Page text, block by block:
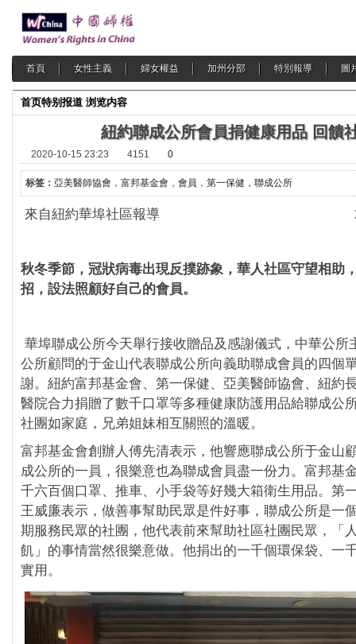
首頁 女性主義 婦女權益 加州分部 特別報導 圖
首页特别报道 浏览内容
紐約聯成公所會員捐健康用品 回饋
2020-10-15 23:23 4151 0
标签： 亞美醫師協會 ， 富邦基金會 ， 會員 ， 第一保健 ， 聯成公所
來自紐約華埠社區報導 2020
秋冬季節，冠狀病毒出現反撲跡象，華人社區守望相助
招，設法照顧好自己的會員。
華埠聯成公所今天舉行接收贈品及感謝儀式，中華公所
公所顧問的于金山代表聯成公所向義助聯成會員的四個
謝。紐約富邦基金會、第一保健、亞美醫師協會、紐約
醫院合力捐贈了數千口罩等多種健康防護用品給聯成公
社團如家庭，兄弟姐妹相互關照的溫暖。
富邦基金會創辦人傅先清表示，他響應聯成公所于金山
成公所的一員，很樂意也為聯成會員盡一份力。富邦基
千六百個口罩、推車、小手袋等好幾大箱衛生用品。第
王威廉表示，做善事幫助民眾是件好事，聯成公所是一
期服務民眾的社團，他代表前來幫助社區社團民眾，「
飢」的事情當然很樂意做。他捐出的一千個環保袋、一
實用。